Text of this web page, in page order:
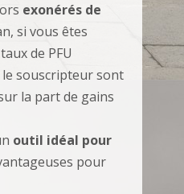
exonérés de
si vous êtes
de PFU
souscripteur sont
la part de gains
outil idéal pour
pour